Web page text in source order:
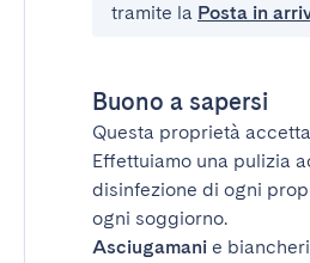
tramite la Posta in
Buono a sapersi
Questa proprietà
Effettuiamo una pulizia
disinfezione di ogni
ogni soggiorno.
Asciugamani e